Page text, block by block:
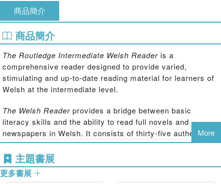
商品簡介
商品簡介
The Routledge Intermediate Welsh Reader is a
comprehensive reader designed to provide varied,
stimulating and up-to-date reading material for learners of
Welsh at the intermediate level.
The Welsh Reader provides a bridge between basic
literacy skills and the ability to read full novels and
newspapers in Welsh. It consists of thirty-five authentic
readings, graded on the basis of complexity of vocabulary,
grammar and syntax. These readings are drawn from a
range of contemporary sources such as newspapers and
magazines as well as novels and historical works.
More
主題書展
更多書展